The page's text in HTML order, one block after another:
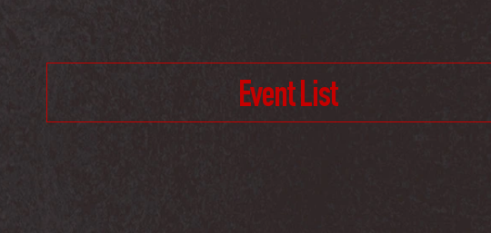
Event List